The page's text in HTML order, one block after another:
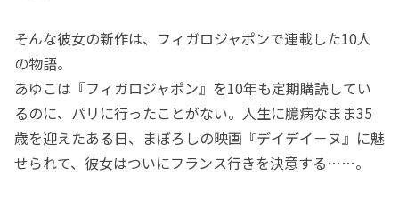
そんな彼女の新作は、フィガロジャポンで連載した10人
の物語。
あゆこは『フィガロジャポン』を10年も定期購読してい
るのに、パリに行ったことがない。人生に臆病なまま35
歳を迎えたある日、まぼろしの映画『デイデイ－ヌ』に魅
せられて、彼女はついにフランス行きを決意する……。